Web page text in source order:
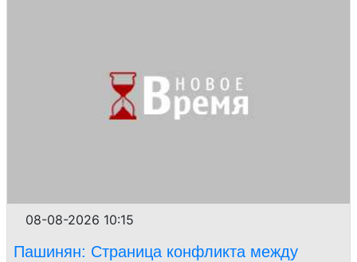
08-08-2026 10:15
Пашинян: Страница конфликта между